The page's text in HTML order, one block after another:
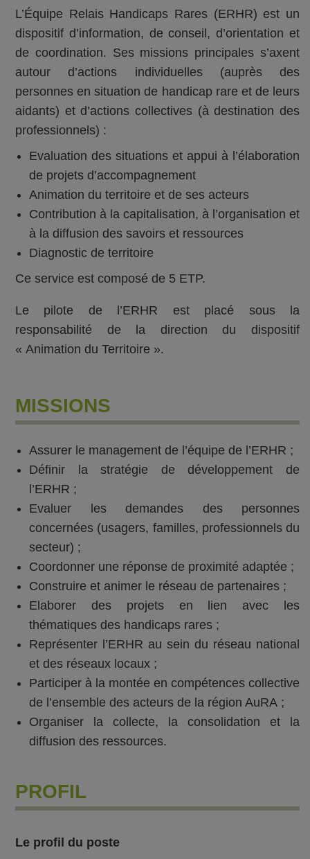
L’Équipe Relais Handicaps Rares (ERHR) est un
dispositif d’information, de conseil, d’orientation et
de coordination. Ses missions principales s’axent
autour d’actions individuelles (auprès des
personnes en situation de handicap rare et de leurs
aidants) et d’actions collectives (à destination des
professionnels) :
Evaluation des situations et appui à l’élaboration
de projets d’accompagnement
Animation du territoire et de ses acteurs
Contribution à la capitalisation, à l’organisation et
à la diffusion des savoirs et ressources
Diagnostic de territoire
Ce service est composé de 5 ETP.
Le pilote de l’ERHR est placé sous la
responsabilité de la direction du dispositif
« Animation du Territoire ».
MISSIONS
Assurer le management de l’équipe de l’ERHR ;
Définir la stratégie de développement de
l’ERHR ;
Evaluer les demandes des personnes
concernées (usagers, familles, professionnels du
secteur) ;
Coordonner une réponse de proximité adaptée ;
Construire et animer le réseau de partenaires ;
Elaborer des projets en lien avec les
thématiques des handicaps rares ;
Représenter l’ERHR au sein du réseau national
et des réseaux locaux ;
Participer à la montée en compétences collective
de l’ensemble des acteurs de la région AuRA ;
Organiser la collecte, la consolidation et la
diffusion des ressources.
PROFIL
Le profil du poste